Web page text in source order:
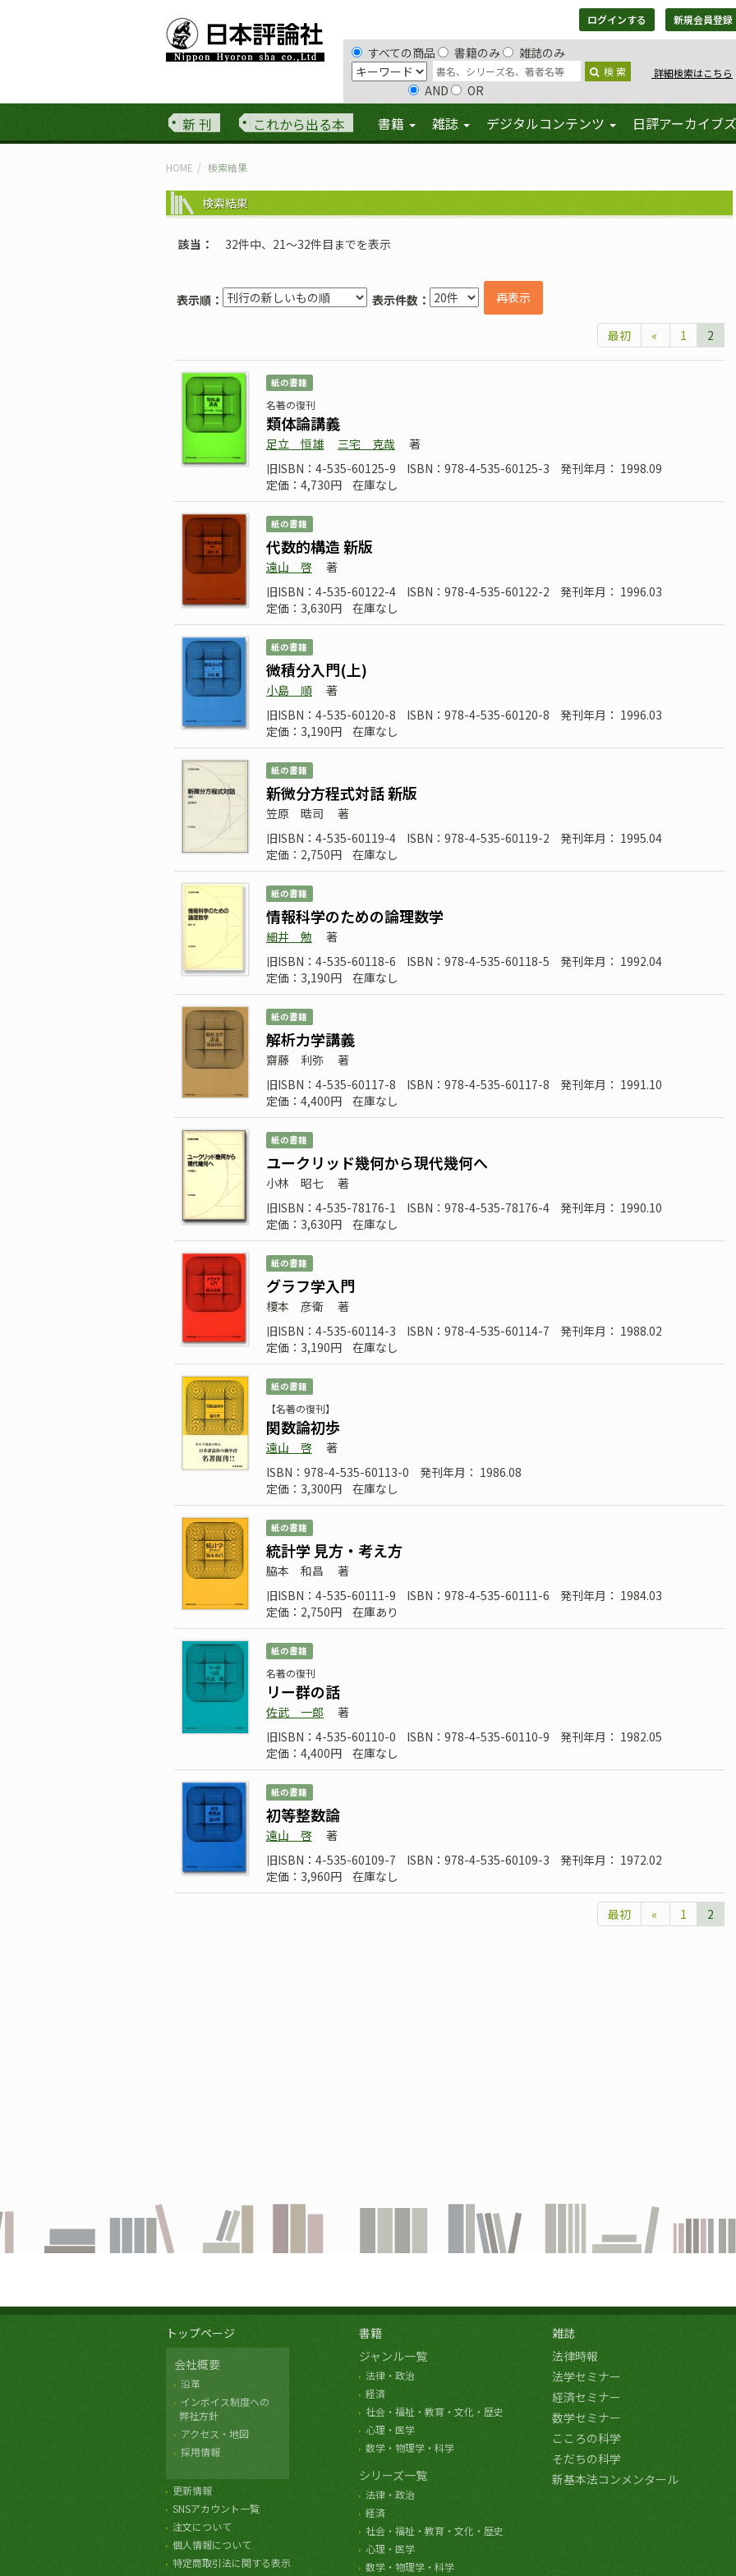
ログインする 新規会員登録
すべての商品 書籍のみ 雑誌のみ
検 索 詳細検索はこちら
AND OR
新 刊 これから出る本 書籍 雑誌 デジタルコンテンツ 日評アーカイブズ
HOME 検索結果
検索結果
該当 32件中、21〜32件目までを表示
表示順： 表示件数： 再表示
最初 « 1 2
紙の書籍
名著の復刊
類体論講義
足立 恒雄 三宅 克哉
著
旧ISBN：4-535-60125-9
ISBN：978-4-535-60125-3
発刊年月： 1998.09
定価：4,730円
在庫なし
紙の書籍
代数的構造 新版
遠山 啓
著
旧ISBN：4-535-60122-4
ISBN：978-4-535-60122-2
発刊年月： 1996.03
定価：3,630円
在庫なし
紙の書籍
微積分入門(上)
小島 順
著
旧ISBN：4-535-60120-8
ISBN：978-4-535-60120-8
発刊年月： 1996.03
定価：3,190円
在庫なし
紙の書籍
新微分方程式対話 新版
笠原 晧司
著
旧ISBN：4-535-60119-4
ISBN：978-4-535-60119-2
発刊年月： 1995.04
定価：2,750円
在庫なし
紙の書籍
情報科学のための論理数学
細井 勉
著
旧ISBN：4-535-60118-6
ISBN：978-4-535-60118-5
発刊年月： 1992.04
定価：3,190円
在庫なし
紙の書籍
解析力学講義
齋藤 利弥
著
旧ISBN：4-535-60117-8
ISBN：978-4-535-60117-8
発刊年月： 1991.10
定価：4,400円
在庫なし
紙の書籍
ユークリッド幾何から現代幾何へ
小林 昭七
著
旧ISBN：4-535-78176-1
ISBN：978-4-535-78176-4
発刊年月： 1990.10
定価：3,630円
在庫なし
紙の書籍
グラフ学入門
榎本 彦衛
著
旧ISBN：4-535-60114-3
ISBN：978-4-535-60114-7
発刊年月： 1988.02
定価：3,190円
在庫なし
紙の書籍
【名著の復刊】
関数論初歩
遠山 啓
著
ISBN：978-4-535-60113-0
発刊年月： 1986.08
定価：3,300円
在庫なし
紙の書籍
統計学 見方・考え方
脇本 和昌
著
旧ISBN：4-535-60111-9
ISBN：978-4-535-60111-6
発刊年月： 1984.03
定価：2,750円
在庫あり
紙の書籍
名著の復刊
リー群の話
佐武 一郎
著
旧ISBN：4-535-60110-0
ISBN：978-4-535-60110-9
発刊年月： 1982.05
定価：4,400円
在庫なし
紙の書籍
初等整数論
遠山 啓
著
旧ISBN：4-535-60109-7
ISBN：978-4-535-60109-3
発刊年月： 1972.02
定価：3,960円
在庫なし
最初 « 1 2
トップページ
会社概要
沿革
インボイス制度への
弊社方針
アクセス・地図
採用情報
更新情報
SNSアカウント一覧
注文について
個人情報について
特定商取引法に関する表示
書籍
ジャンル一覧
法律・政治
経済
社会・福祉・教育・文化・歴史
心理・医学
数学・物理学・科学
シリーズ一覧
法律・政治
経済
社会・福祉・教育・文化・歴史
心理・医学
数学・物理学・科学
雑誌
法律時報
法学セミナー
経済セミナー
数学セミナー
こころの科学
そだちの科学
新基本法コンメンタール